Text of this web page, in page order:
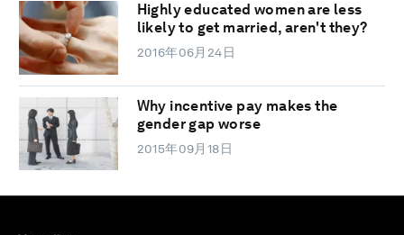
Highly educated women are less
likely to get married, aren't they?
2016年06月24日
Why incentive pay makes the
gender gap worse
2015年09月18日